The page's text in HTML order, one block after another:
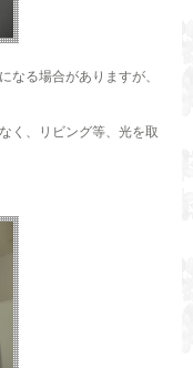
なる場合がありますが、
く、リビング等、光を取